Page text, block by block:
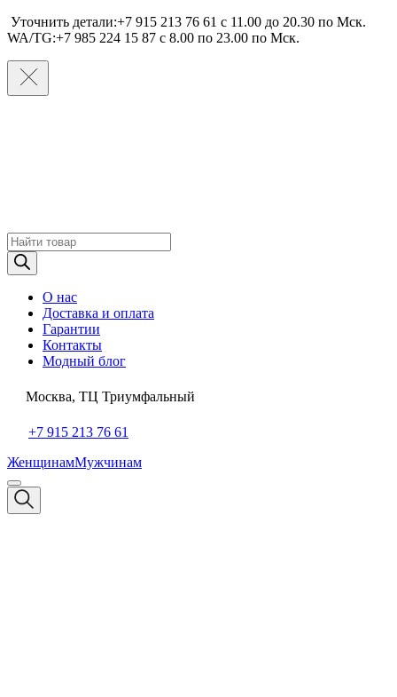
Уточнить детали:+7 915 213 76 61 c 11.00 до 20.30 по Мcк.
WA/TG:+7 985 224 15 87 c 8.00 по 23.00 по Мcк.
Поиск
товаров
О нас
Доставка и оплата
Гарантии
Контакты
Модный блог
Москва, ТЦ Триумфальный
+7 915 213 76 61
ЖенщинамМужчинам